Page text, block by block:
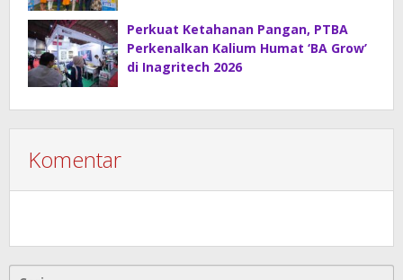
Perkuat Ketahanan Pangan, PTBA
Perkenalkan Kalium Humat ‘BA Grow’
di Inagritech 2026
Komentar